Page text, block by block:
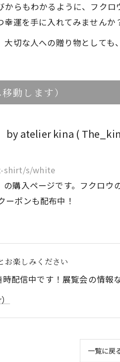
からもわかるように、フク
運を手に入れてみませんか
切な人への贈り物としても
動します）
by atelier kina (
shirt/s/white
の購入ページです。フク
ーポンも配布中！
お楽しみください
配信中です！展覧会の情報
一覧に戻